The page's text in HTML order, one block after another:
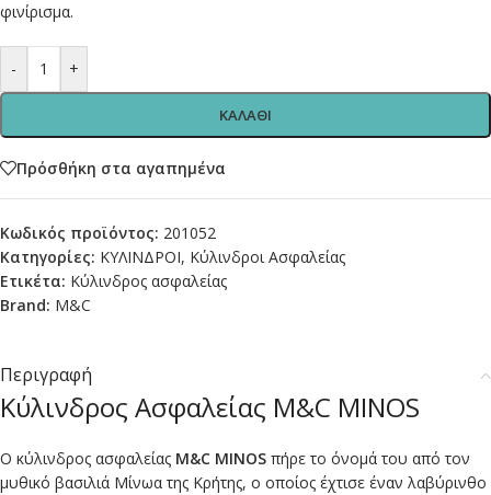
φινίρισμα.
- +
ΚΑΛΑΘΙ
Πρόσθήκη στα αγαπημένα
Κωδικός προϊόντος: 201052
Κατηγορίες: ΚΥΛΙΝΔΡΟΙ, Κύλινδροι Ασφαλείας
Ετικέτα: Κύλινδρος ασφαλείας
Brand: M&C
Περιγραφή
Κύλινδρος Ασφαλείας M&C MINOS
Ο κύλινδρος ασφαλείας M&C MINOS πήρε το όνομά του από τον
μυθικό βασιλιά Μίνωα της Κρήτης, ο οποίος έχτισε έναν λαβύρινθο